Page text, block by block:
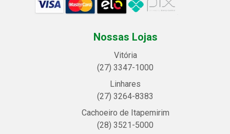
Nossas Lojas
Vitória
(27) 3347-1000
Linhares
(27) 3264-8383
Cachoeiro de Itapemirim
(28) 3521-5000